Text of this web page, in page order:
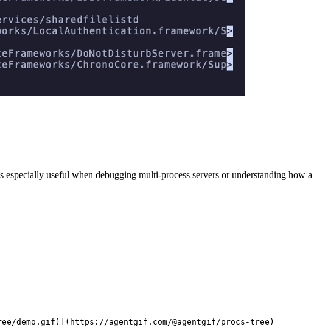
useful when debugging multi-process servers or understanding how a
demo.gif)](https://agentgif.com/@agentgif/procs-tree)